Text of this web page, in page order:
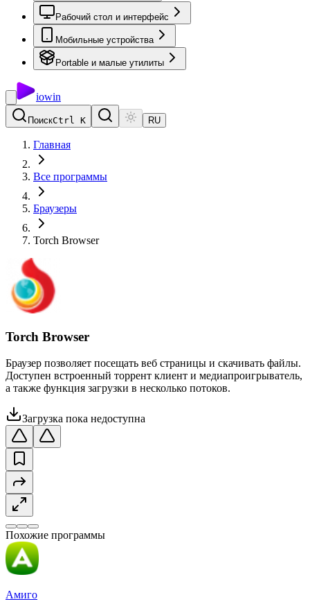
Рабочий стол и интерфейс
Мобильные устройства
Portable и малые утилиты
iowin
ПоискCtrl K RU
Главная
Все программы
Браузеры
Torch Browser
Torch Browser
Браузер позволяет посещать веб страницы и скачивать файлы.
Доступен встроенный торрент клиент и медиапроигрыватель,
а также функция загрузки в несколько потоков.
Загрузка пока недоступна
Похожие программы
Амиго